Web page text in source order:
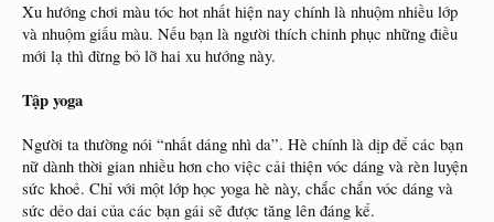
Xu hướng chơi màu tóc hot nhất hiện nay chính là nhuộm nhiều lớp
và nhuộm giấu màu. Nếu bạn là người thích chinh phục những điều
mới lạ thì đừng bỏ lỡ hai xu hướng này.
Tập yoga
Người ta thường nói “nhất dáng nhì da”. Hè chính là dịp để các bạn
nữ dành thời gian nhiều hơn cho việc cải thiện vóc dáng và rèn luyện
sức khoẻ. Chỉ với một lớp học yoga hè này, chắc chắn vóc dáng và
sức dẻo dai của các bạn gái sẽ được tăng lên đáng kể.